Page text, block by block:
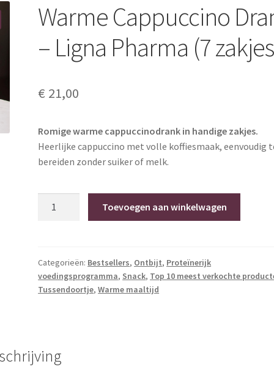
Warme Cappuccino
– Ligna Pharma (7
€ 21,00
Romige warme cappuccinodrank in handige zakjes.
Heerlijke cappuccino met volle koffiesmaak, eenvoudig
bereiden zonder suiker of melk.
Ligna
Pharma
(7
Toevoegen aan winkelwagen
Categorieën: Bestsellers, Ontbijt, Proteïnerijk
voedingsprogramma, Snack, Top 10 meest verkochte
Tussendoortje,Warme maaltijd